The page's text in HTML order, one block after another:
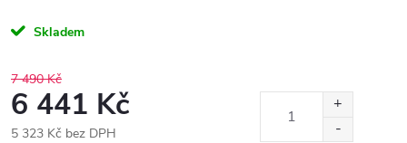
Skladem
7 490 Kč
6 441 Kč
5 323 Kč bez DPH